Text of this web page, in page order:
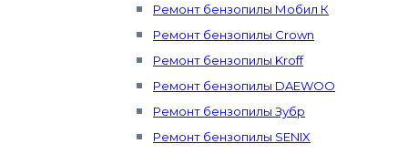
Ремонт бензопилы Мобил К
Ремонт бензопилы Crown
Ремонт бензопилы Kroff
Ремонт бензопилы DAEWOO
Ремонт бензопилы Зубр
Ремонт бензопилы SENIX